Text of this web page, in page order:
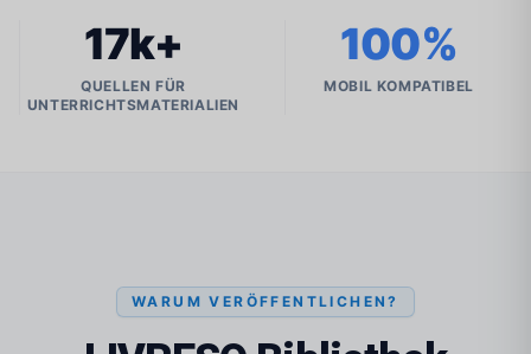
17k+
QUELLEN FÜR
UNTERRICHTSMATERIALIEN
100%
MOBIL KOMPATIBEL
WARUM VERÖFFENTLICHEN?